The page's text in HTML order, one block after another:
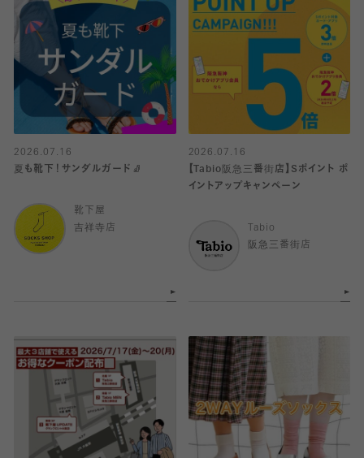
2026.07.16
夏も靴下！サンダルガード🧦
靴下屋
吉祥寺店
2026.07.16
【Tabio阪急三番街店】Sポイント ポ
イントアップキャンペーン
Tabio
阪急三番街店